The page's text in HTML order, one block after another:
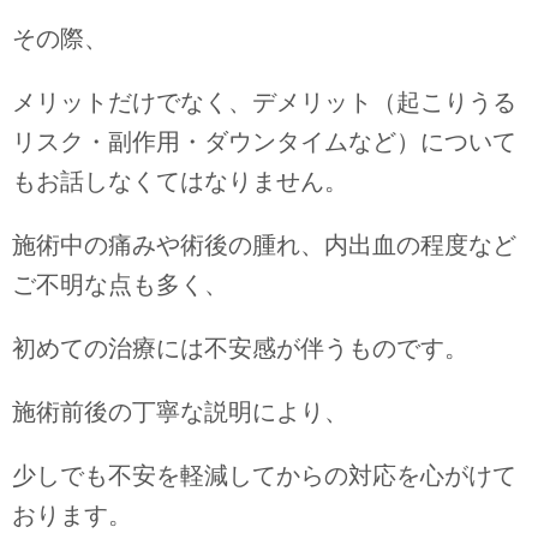
その際、
メリットだけでなく、デメリット（起こりうる
リスク・副作用・ダウンタイムなど）について
もお話しなくてはなりません。
施術中の痛みや術後の腫れ、内出血の程度など
ご不明な点も多く、
初めての治療には不安感が伴うものです。
施術前後の丁寧な説明により、
少しでも不安を軽減してからの対応を心がけて
おります。